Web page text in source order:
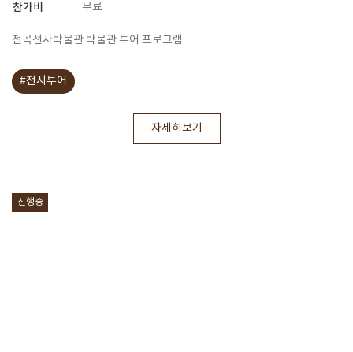
참가비 무료
전곡선사박물관 박물관 투어 프로그램
#전시투어
자세히보기
진행중